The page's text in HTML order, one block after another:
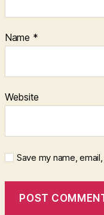
Name *
Website
Save my name,